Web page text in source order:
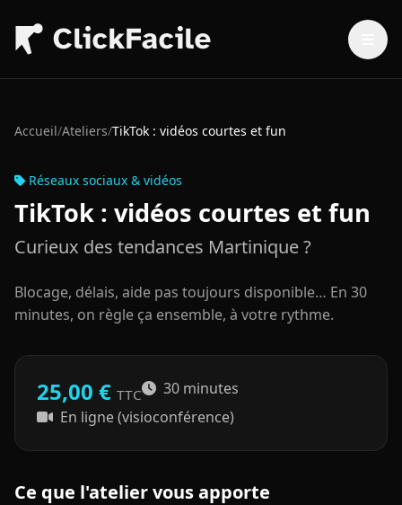
Accueil/Ateliers/TikTok : vidéos courtes et fun
Réseaux sociaux & vidéos
TikTok : vidéos courtes et fun
Curieux des tendances Martinique ?
Blocage, délais, aide pas toujours disponible… En 30
minutes, on règle ça ensemble, à votre rythme.
25,00 € TTC
30 minutes
En ligne (visioconférence)
Ce que l'atelier vous apporte